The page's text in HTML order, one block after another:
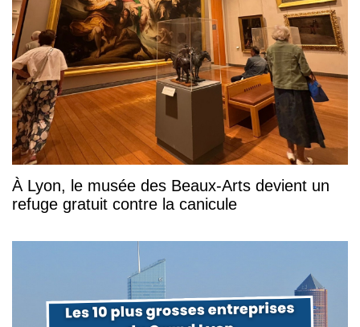
À Lyon, le musée des Beaux-Arts devient un
refuge gratuit contre la canicule